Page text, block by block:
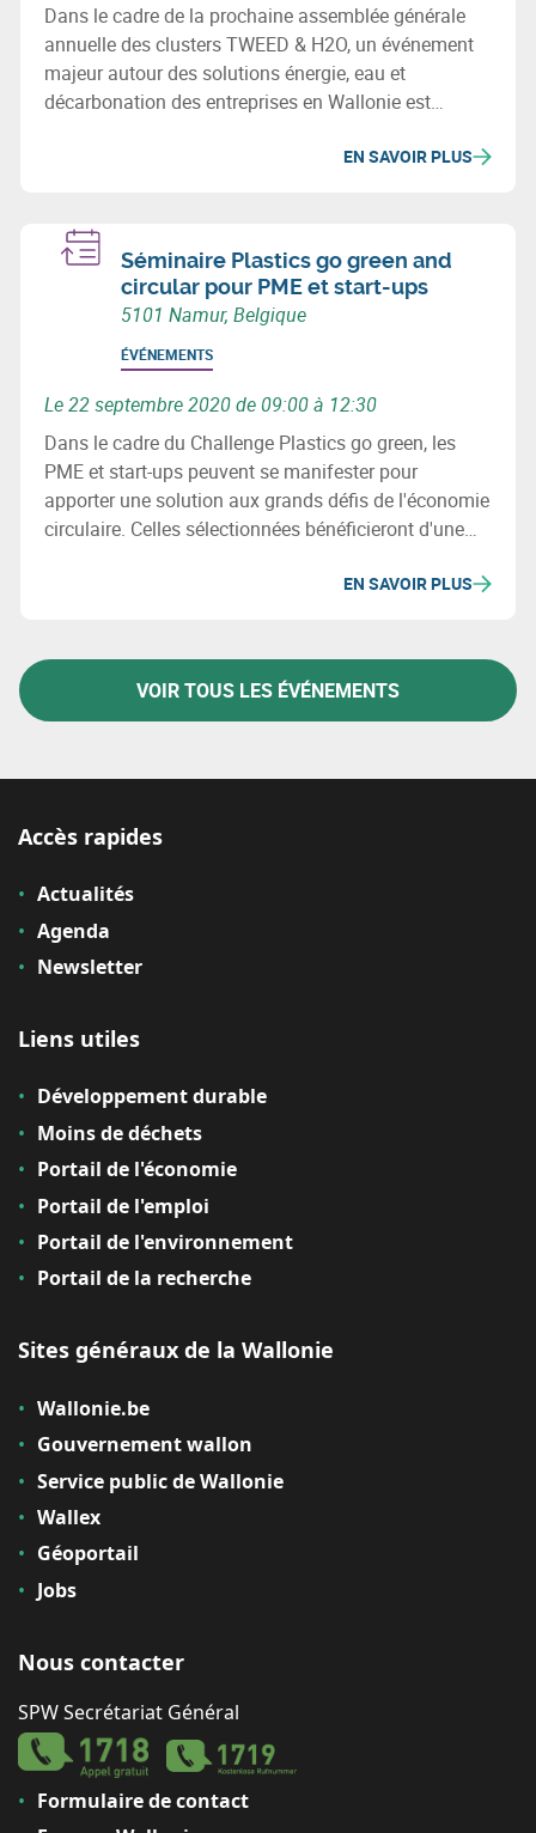
Dans le cadre de la prochaine assemblée générale
annuelle des clusters TWEED & H2O, un événement
majeur autour des solutions énergie, eau et
décarbonation des entreprises en Wallonie est
Château d’Hélécine le 31 mars 2026.EN SAVOIR PLUS
Séminaire Plastics go green and
circular pour PME et start-ups
5101 Namur, Belgique
ÉVÉNEMENTS
Le 22 septembre 2020 de 09:00 à 12:30
Dans le cadre du Challenge Plastics go green, les
PME et start-ups peuvent se manifester pour
apporter une solution aux grands défis de l'économie
circulaire. Celles sélectionnées bénéficieront d'une
spécialisé. Plus d'info lors du séminaire du 22/09.
EN SAVOIR PLUS
VOIR TOUS LES ÉVÉNEMENTS
Accès rapides
Actualités
Agenda
Newsletter
Liens utiles
Développement durable
Moins de déchets
Portail de l'économie
Portail de l'emploi
Portail de l'environnement
Portail de la recherche
Sites généraux de la Wallonie
Wallonie.be
Gouvernement wallon
Service public de Wallonie
Wallex
Géoportail
Jobs
Nous contacter
SPW Secrétariat Général
Formulaire de contact